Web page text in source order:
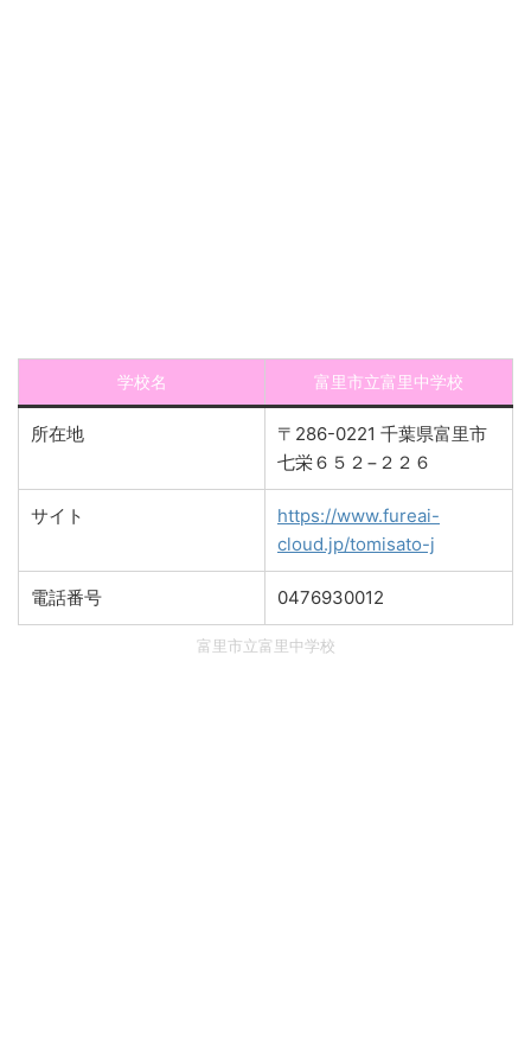
学校名 富里市立富里中学校
所在地
〒286-0221 千葉県富里市
七栄６５２−２２６
サイト
https://www.fureai-
cloud.jp/tomisato-j
電話番号 0476930012
富里市立富里中学校